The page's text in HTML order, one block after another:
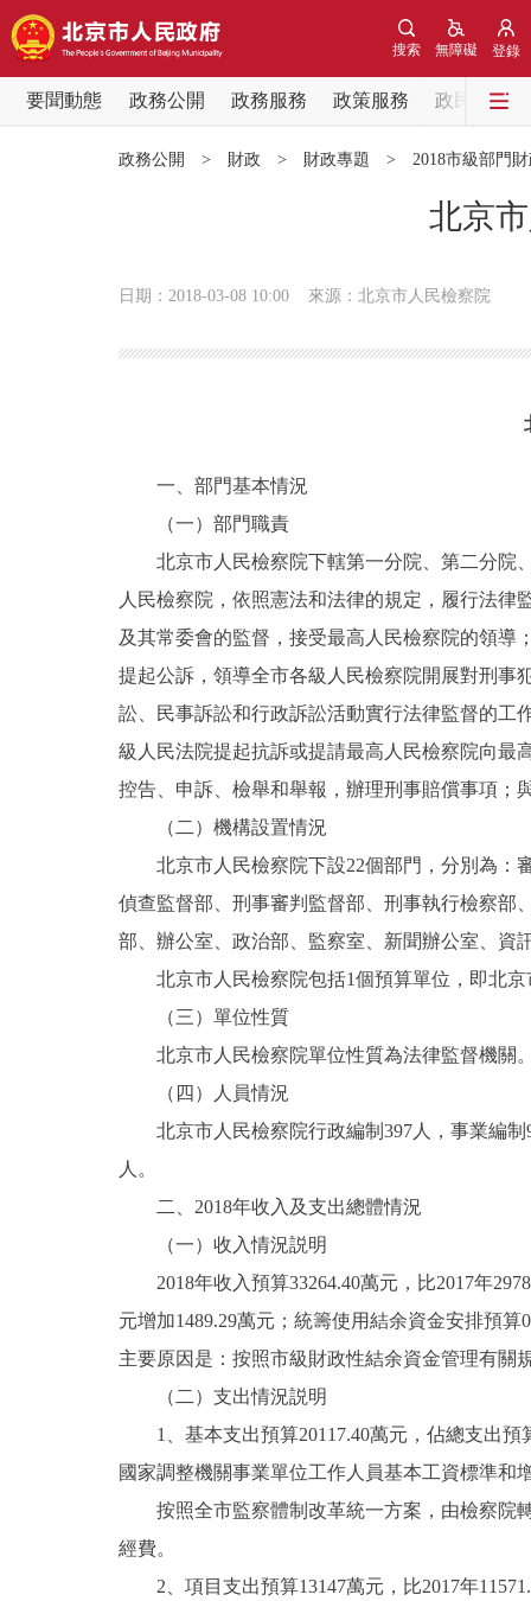
登錄
無障礙
搜索
要聞動態 政務公開 政務服務 政策服務
政民互動
政策兌現
決策公開
政務服務
個人服務
便民服務
仲介服務
政民互動
12345網上接訴即辦
參與調查
綠色北京
ENGLISH
DEUTSCH
ESPAÑOL
政務公開 > 財政 > 財政專題 > 2018市級部門
北京
日期：2018-03-08 10:00 來源：北京市人民檢察院
一、部門基本情況
（一）部門職責
北京市人民檢察院下轄第一分院、第二分院、
人民檢察院，依照憲法和法律的規定，履行法
及其常委會的監督，接受最高人民檢察院的領
提起公訴，領導全市各級人民檢察院開展對刑事
訟、民事訴訟和行政訴訟活動實行法律監督的工
級人民法院提起抗訴或提請最高人民檢察院向最
控告、申訴、檢舉和舉報，辦理刑事賠償事項；
（二）機構設置情況
北京市人民檢察院下設22個部門，分別為：
偵查監督部、刑事審判監督部、刑事執行檢察部
部、辦公室、政治部、監察室、新聞辦公室、資
北京市人民檢察院包括1個預算單位，即北京
（三）單位性質
北京市人民檢察院單位性質為法律監督機關
（四）人員情況
北京市人民檢察院行政編制397人，事業編制
人。
二、2018年收入及支出總體情況
（一）收入情況説明
2018年收入預算33264.40萬元，比2017年
元增加1489.29萬元；統籌使用結余資金安排預算
主要原因是：按照市級財政性結余資金管理有關
（二）支出情況説明
1、基本支出預算20117.40萬元，佔總支出預算
國家調整機關事業單位工作人員基本工資標準和
按照全市監察體制改革統一方案，由檢察院轉
經費。
2、項目支出預算13147萬元，比2017年